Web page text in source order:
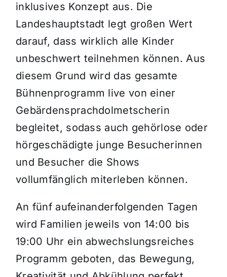
inklusives Konzept aus. Die
Landeshauptstadt legt großen Wert
darauf, dass wirklich alle Kinder
unbeschwert teilnehmen können. Aus
diesem Grund wird das gesamte
Bühnenprogramm live von einer
Gebärdensprachdolmetscherin
begleitet, sodass auch gehörlose oder
hörgeschädigte junge Besucherinnen
und Besucher die Shows
vollumfänglich miterleben können.
An fünf aufeinanderfolgenden Tagen
wird Familien jeweils von 14:00 bis
19:00 Uhr ein abwechslungsreiches
Programm geboten, das Bewegung,